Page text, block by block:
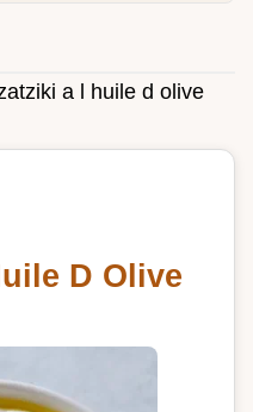
a l huile d olive
D Olive